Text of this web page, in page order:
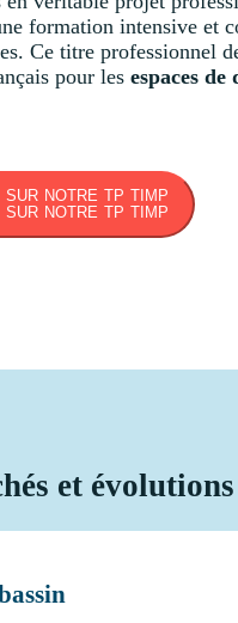
formation intensive et
Ce titre professionnel
pour les espaces de
SUR NOTRE TP TIMP
SUR NOTRE TP TIMP
et évolutions